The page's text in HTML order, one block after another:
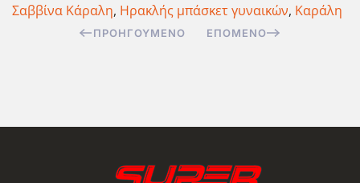
Σαββίνα Κάραλη, Ηρακλής μπάσκετ γυναικών, Καράλη
ΠΡΟΗΓΟΎΜΕΝΟ ΕΠΌΜΕΝΟ